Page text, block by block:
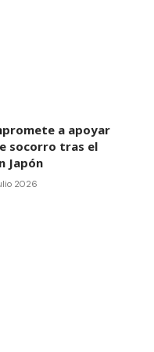
a apoyar
socorro tras el
Japón
2026